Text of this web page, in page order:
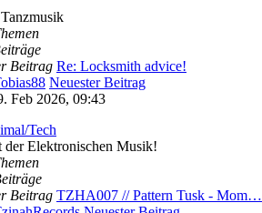
Beitrag Re: Locksmith advice!
Neuester Beitrag
Feb 2026, 09:43
Tech
Elektronischen Musik!
Beitrag TZHA007 // Pattern Tusk - Mom…